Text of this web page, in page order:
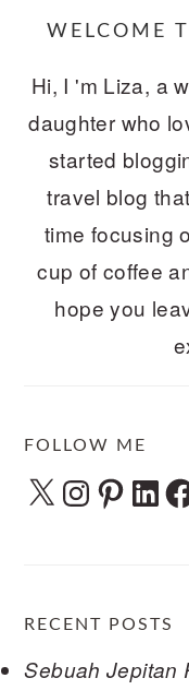
WELCOME
Hi, I 'm Liza, a
daughter who
started
travel blog
time focusing
cup of coffee
hope you
FOLLOW ME
X Instagram
Pinterest
RECENT POSTS
Sebuah Jepitan